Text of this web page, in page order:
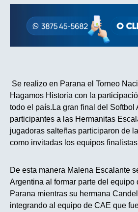
Se realizo en Parana el Torneo
Hagamos Historia con la
todo el país.La gran final del Softbol
participantes a las Hermanitas
jugadoras salteñas participaron de
como invitadas los equipos
De esta manera Malena Escalante
Argentina al formar parte del equipo
Parana mientras su hermana
integrando al equipo de CAE que